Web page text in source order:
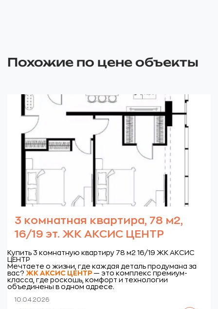
Похожие по цене объекты
3 комнатная квартира, 78 м2,
16/19 эт. ЖК АКСИС ЦЕНТР
Купить 3 комнатную квартиру 78 м2 16/19 ЖК АКСИС
ЦЕНТР
Мечтаете о жизни, где каждая деталь продумана за
вас? ЖК АКСИС ЦЕНТР — это комплекс премиум-
класса, где роскошь, комфорт и технологии
объединены в одном адресе.
10.04.2026